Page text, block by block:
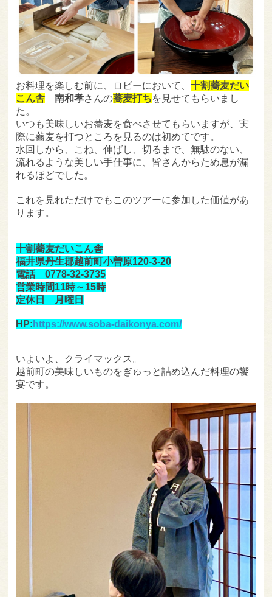
お料理を楽しむ前に、ロビーにおいて、十割蕎麦だい
こん舎
南和孝さんの蕎麦打ちを見せてもらいまし
た。
いつも美味しいお蕎麦を食べさせてもらいますが、実
際に蕎麦を打つところを見るのは初めてです。
水回しから、こね、伸ばし、切るまで、無駄のない、
流れるような美しい手仕事に、皆さんからため息が漏
れるほどでした。
これを見れただけでもこのツアーに参加した価値があ
ります。
十割蕎麦だいこん舎
福井県丹生郡越前町小曽原120-3-20
電話 0778-32-3735
営業時間11時～15時
定休日 月曜日
HP: https://www.soba-daikonya.com/
いよいよ、クライマックス。
越前町の美味しいものをぎゅっと詰め込んだ料理の饗
宴です。